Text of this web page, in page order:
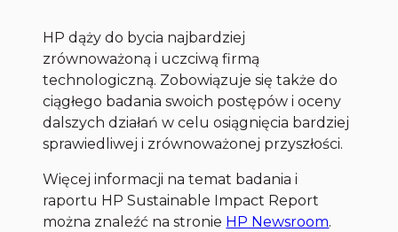
HP dąży do bycia najbardziej
zrównoważoną i uczciwą firmą
technologiczną. Zobowiązuje się także do
ciągłego badania swoich postępów i oceny
dalszych działań w celu osiągnięcia bardziej
sprawiedliwej i zrównoważonej przyszłości.
Więcej informacji na temat badania i
raportu HP Sustainable Impact Report
można znaleźć na stronie HP Newsroom.